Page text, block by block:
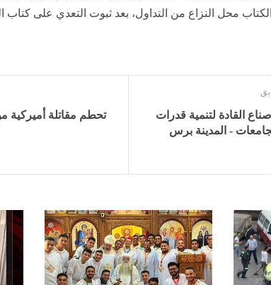
محل النزاع من التداول، بعد ثبوت التعدي على كتاب
القادة لتنمية قدرات
- المدينة برس